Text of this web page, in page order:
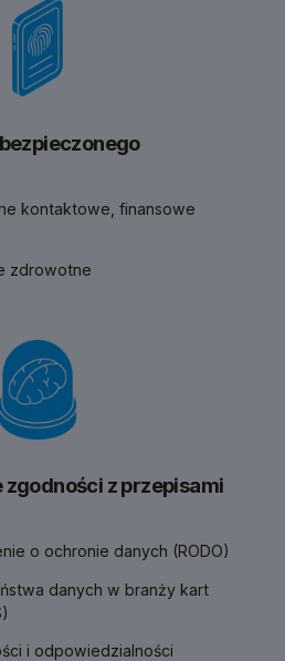
kontaktowe, finansowe
zdrowotne
z przepisami
o ochronie danych (RODO)
danych w branży kart
i odpowiedzialności